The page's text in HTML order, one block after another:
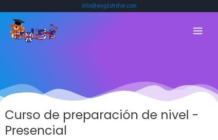
contenido
info@englishsfun.com
MENU
Curso de preparación de nivel -
Presencial